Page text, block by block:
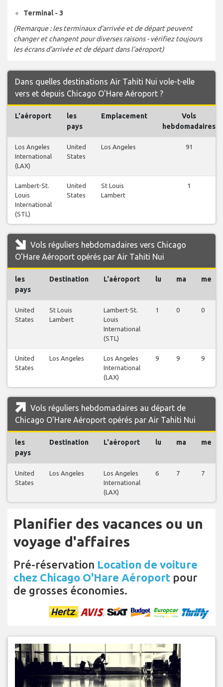
Terminal - 3
(Remarque : les terminaux d'arrivée et de départ peuvent
changer et changent pour diverses raisons - vérifiez toujours
les écrans d'arrivée et de départ dans l'aéroport)
Dans quelles destinations Air Tahiti Nui vole-t-elle
vers et depuis Chicago O'Hare Aéroport ?
L'aéroport
les
pays
Emplacement
Vols
hebdomadaires
Los Angeles
International
(LAX)
United
States
Los Angeles 91
Lambert-St.
Louis
International
(STL)
United
States
St Louis
Lambert
1
Vols réguliers hebdomadaires vers Chicago
O'Hare Aéroport opérés par Air Tahiti Nui
les
pays
Destination L'aéroport lu ma me
United
States
St Louis
Lambert
Lambert-St.
Louis
International
(STL)
1 0 0
United
States
Los Angeles
Los Angeles
International
(LAX)
9 9 9
Vols réguliers hebdomadaires au départ de
Chicago O'Hare Aéroport opérés par Air Tahiti Nui
les
pays
Destination L'aéroport lu ma me
United
States
Los Angeles
Los Angeles
International
(LAX)
6 7 7
Planifier des vacances ou un
voyage d'affaires
Pré-réservation Location de voiture
chez Chicago O'Hare Aéroport pour
de grosses économies.